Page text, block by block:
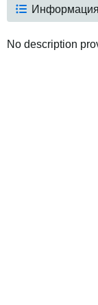
Информация
No description